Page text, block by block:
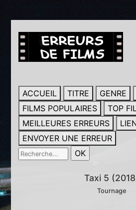
ACCUEIL TITRE GENRE
FILMS POPULAIRES
TOP
MEILLEURES ERREURS
ENVOYER UNE ERREUR
Taxi 5
Tournage